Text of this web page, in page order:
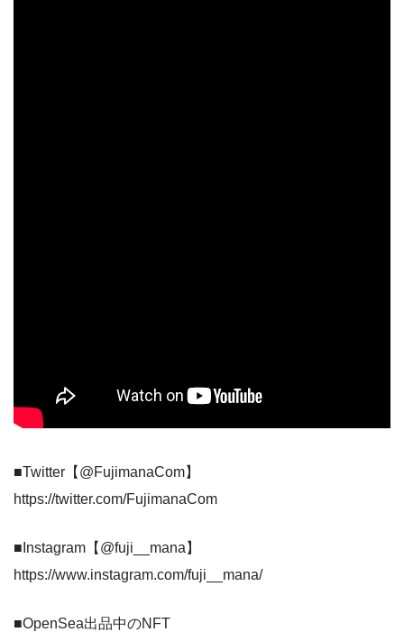
■Twitter【@FujimanaCom】
https://twitter.com/FujimanaCom
■Instagram【@fuji__mana】
https://www.instagram.com/fuji__mana/
■OpenSea出品中のNFT